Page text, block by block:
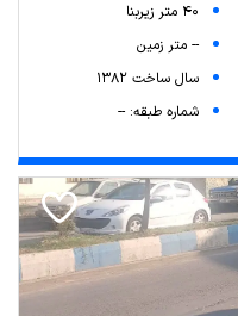
40 متر زیربنا
-- متر زمین
سال ساخت 1382
شماره طبقه: --